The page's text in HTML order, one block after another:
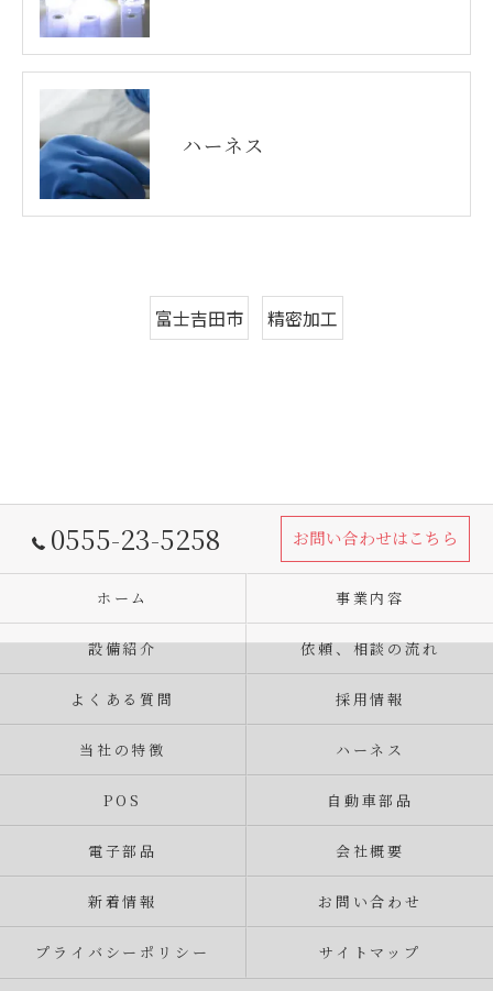
ハーネス
富士吉田市 精密加工
0555-23-5258 お問い合わせはこちら
ホーム 事業内容
設備紹介 依頼、相談の流れ
よくある質問 採用情報
当社の特徴 ハーネス
POS 自動車部品
電子部品 会社概要
新着情報 お問い合わせ
プライバシーポリシー サイトマップ